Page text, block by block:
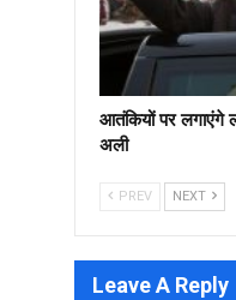
आतंकियों पर लगाएंगे
अली
PREV NEXT
Leave A Reply